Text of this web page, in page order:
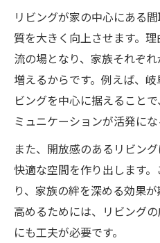
リビングが家の中心にある
質を大きく向上させます。
流の場となり、家族それぞ
増えるからです。例えば、
ビングを中心に据えること
ミュニケーションが活発に
また、開放感のあるリビン
快適な空間を作り出します
り、家族の絆を深める効果
高めるためには、リビング
にも工夫が必要です。